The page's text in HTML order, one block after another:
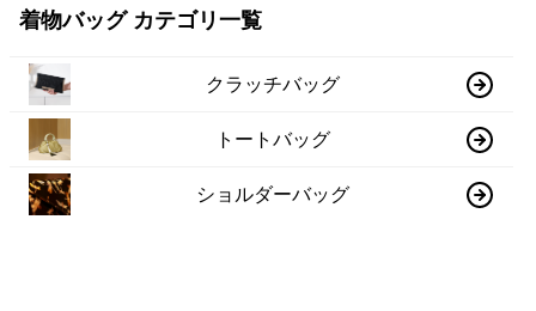
着物バッグ カテゴリ一覧
クラッチバッグ
トートバッグ
ショルダーバッグ